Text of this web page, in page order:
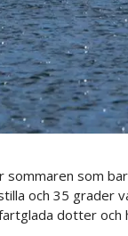
sommaren som
och 35 grader
dotter och